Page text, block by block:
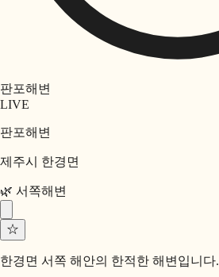
판포해변
LIVE
판포해변
제주시 한경면
🌿 서쪽해변
☆
한경면 서쪽 해안의 한적한 해변입니다.